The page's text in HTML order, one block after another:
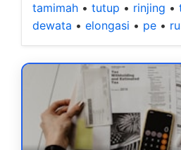
tamimah • tutup • rinjing •
dewata • elongasi • pe •